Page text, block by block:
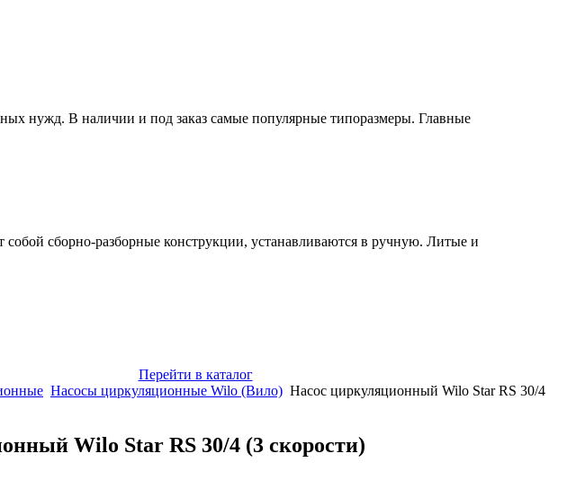
нужд. В наличии и под заказ самые популярные типоразмеры. Главные
сборно-разборные конструкции, устанавливаются в ручную. Литые и
Перейти в каталог
Насосы циркуляционные Wilo (Вило) Насос циркуляционный Wilo Star RS 30/4
Wilo Star RS 30/4 (3 скорости)